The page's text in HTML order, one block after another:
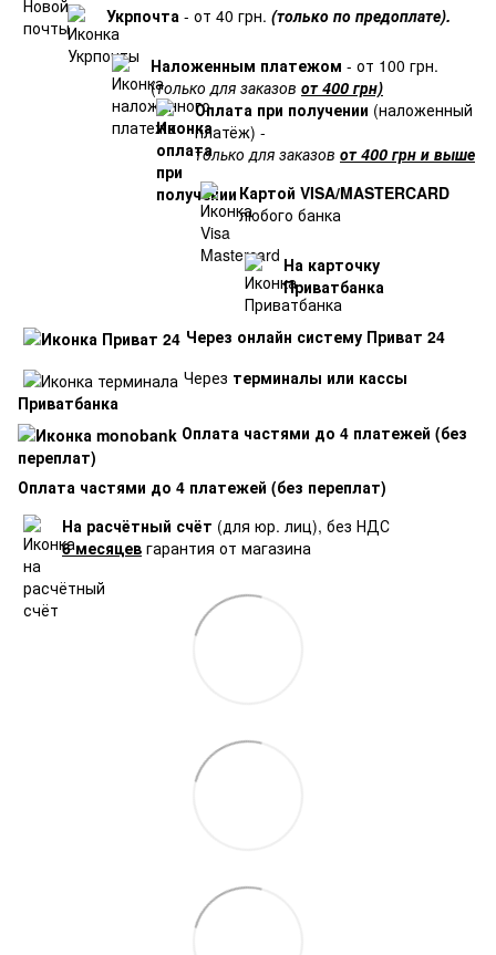
Укрпочта - от 40 грн. (только по предоплате).
Наложенным платежом - от 100 грн.
(только для заказов от 400 грн)
Оплата при получении (наложенный
платёж) -
только для заказов от 400 грн и выше
Картой VISA/MASTERCARD
любого банка
На карточку
Приватбанка
Через онлайн систему Приват 24
Через терминалы или кассы
Приватбанка
Оплата частями до 4 платежей (без
переплат)
Оплата частями до 4 платежей (без переплат)
На расчётный счёт (для юр. лиц), без НДС
6 месяцев гарантия от магазина